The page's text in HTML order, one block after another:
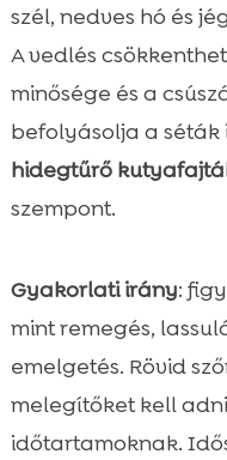
szél, nedves hó és
A vedlés
minősége és a
befolyásolja a séták
hidegtűrő
szempont.
Gyakorlati irány:
mint remegés,
emelgetés. Rövid
melegítőket kell
időtartamoknak.